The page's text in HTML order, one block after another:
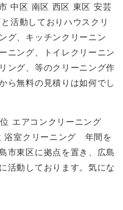
中区 南区 西区 東区 安芸
活動しておりハウスクリ
グ、キッチンクリーニン
ニング、トイレクリーニン
ング、等のクリーニング作
ら無料の見積りは如何でし
エアコンクリーニング
浴室クリーニング 年間を
市東区に拠点を置き、広島
活動しております。気にな